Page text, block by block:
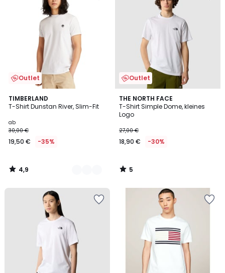
Outlet
TIMBERLAND
T-Shirt Dunstan River, Slim-Fit
ab
30,00 €
19,50 € -35%
4,9
/ 5
3
Farben
4,9
/
Outlet
THE NORTH FACE
T-Shirt Simple Dome, kleines
Logo
27,00 €
18,90 € -30%
5
/
5
5
/